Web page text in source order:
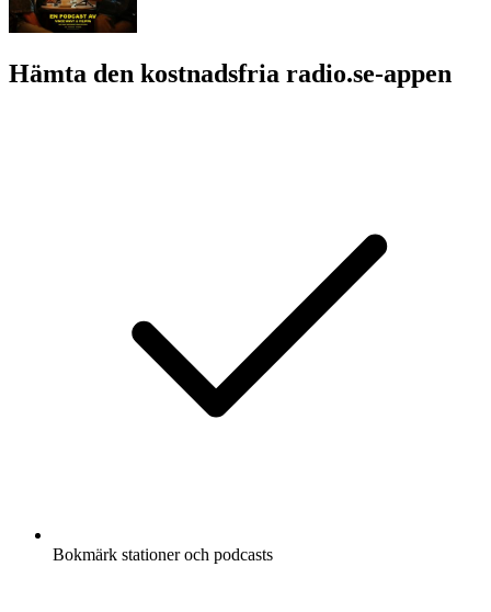
Hämta den kostnadsfria radio.se-appen
Bokmärk stationer och podcasts